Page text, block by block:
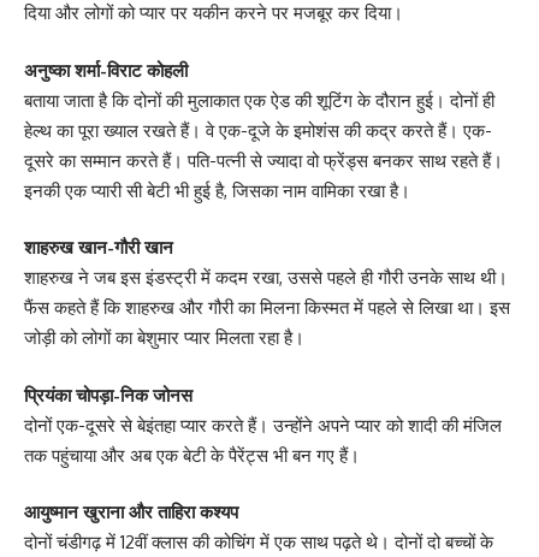
दिया और लोगों को प्यार पर यकीन करने पर मजबूर कर दिया।
अनुष्का शर्मा-विराट कोहली
बताया जाता है कि दोनों की मुलाकात एक ऐड की शूटिंग के दौरान हुई। दोनों ही
हेल्थ का पूरा ख्याल रखते हैं। वे एक-दूजे के इमोशंस की कद्र करते हैं। एक-
दूसरे का सम्मान करते हैं। पति-पत्नी से ज्यादा वो फ्रेंड्स बनकर साथ रहते हैं।
इनकी एक प्यारी सी बेटी भी हुई है, जिसका नाम वामिका रखा है।
शाहरुख खान-गौरी खान
शाहरुख ने जब इस इंडस्ट्री में कदम रखा, उससे पहले ही गौरी उनके साथ थी।
फैंस कहते हैं कि शाहरुख और गौरी का मिलना किस्मत में पहले से लिखा था। इस
जोड़ी को लोगों का बेशुमार प्यार मिलता रहा है।
प्रियंका चोपड़ा-निक जोनस
दोनों एक-दूसरे से बेइंतहा प्यार करते हैं। उन्होंने अपने प्यार को शादी की मंजिल
तक पहुंचाया और अब एक बेटी के पैरेंट्स भी बन गए हैं।
आयुष्मान खुराना और ताहिरा कश्यप
दोनों चंडीगढ़ में 12वीं क्लास की कोचिंग में एक साथ पढ़ते थे। दोनों दो बच्चों के